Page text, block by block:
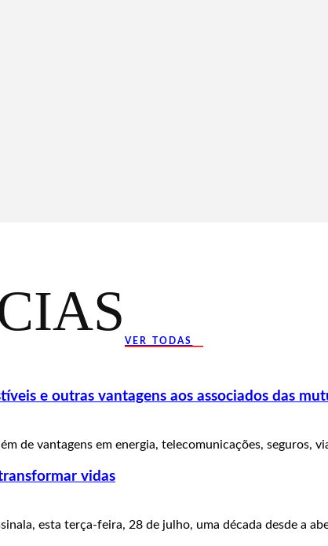
VER TODAS
e outras vantagens aos associados das
de vantagens em energia, telecomunicações, seguros,
vidas
esta terça-feira, 28 de julho, uma década desde a